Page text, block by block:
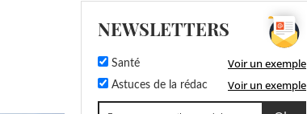
NEWSLETTERS
Santé Voir un exemple
Astuces de la rédac Voir un exemple